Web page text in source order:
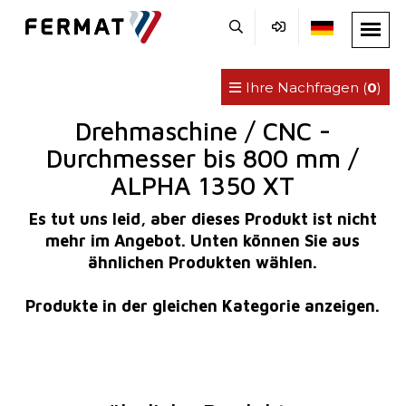
Ihre Nachfragen (0)
Drehmaschine / CNC -
Durchmesser bis 800 mm /
ALPHA 1350 XT
Es tut uns leid, aber dieses Produkt ist nicht
mehr im Angebot. Unten können Sie aus
ähnlichen Produkten wählen.
Produkte in der gleichen Kategorie anzeigen.